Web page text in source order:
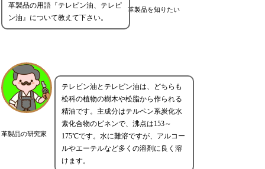
革製品を知りたい
革製品の用語『テレビン油、テレピ
ン油』について教えて下さい。
革製品の研究家
テレビン油とテレピン油は、どちらも
松科の植物の樹木や松脂から作られる
精油です。主成分はテルペン系炭化水
素化合物のピネンで、沸点は153～
175℃です。水に難溶ですが、アルコー
ルやエーテルなど多くの溶剤に良く溶
けます。